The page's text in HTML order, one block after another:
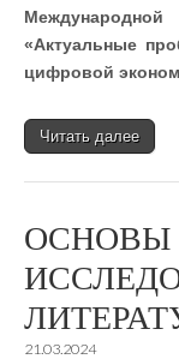
Международной
«Актуальные
цифровой
Читать далее
21.03.2024